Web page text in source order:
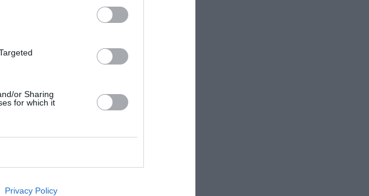
or Sharing
for which it
Privacy Policy